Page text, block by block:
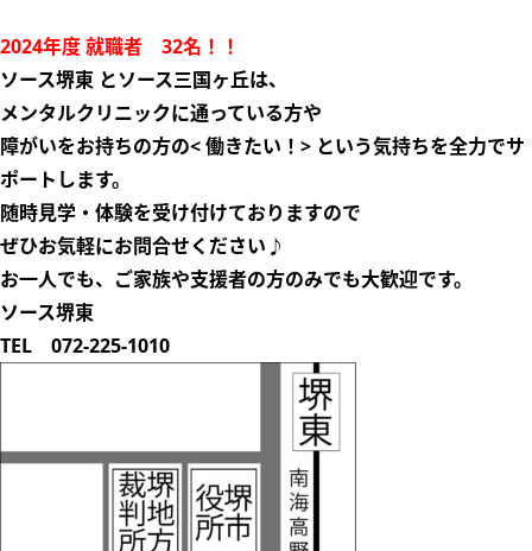
2024年度 就職者 32名！！
ソース堺東 とソース三国ヶ丘は、
メンタルクリニックに通っている方や
障がいをお持ちの方の< 働きたい！> という気持ちを全力でサ
ポートします。
随時見学・体験を受け付けておりますので
ぜひお気軽にお問合せください♪
お一人でも、ご家族や支援者の方のみでも大歓迎です。
ソース堺東
TEL 072-225-1010